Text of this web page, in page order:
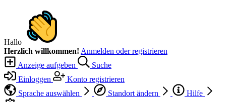
Hallo
Herzlich willkommen! Anmelden oder registrieren
Anzeige aufgeben
Suche
Einloggen
Konto registrieren
Sprache auswählen
Standort ändern
Hilfe